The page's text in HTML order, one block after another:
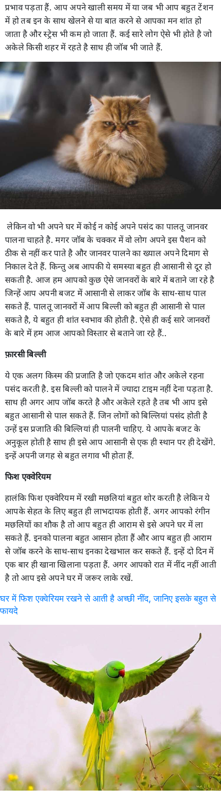
प्रभाव पड़ता हैं. आप अपने खाली समय में या जब भी आप बहुत टेंशन
में हो तब इन के साथ खेलने से या बात करने से आपका मन शांत हो
जाता है और स्ट्रेस भी कम हो जाता हैं. कई सारे लोग ऐसे भी होते है जो
अकेले किसी शहर में रहते है साथ ही जॉब भी जाते हैं.
लेकिन वो भी अपने घर में कोई न कोई अपने पसंद का पालतू जानवर
पालना चाहते है. मगर जॉब के चक्कर में वो लोग अपने इस पैशन को
ठीक से नहीं कर पाते है और जानवर पालने का ख्याल अपने दिमाग से
निकाल देते हैं. किन्तु अब आपकी ये समस्या बहुत ही आसानी से दूर हो
सकती है. आज हम आपको कुछ ऐसे जानवरों के बारे में बताने जा रहे है
जिन्हें आप अपनी बजट में आसानी से लाकर जॉब के साथ-साथ पाल
सकते हैं. पालतू जानवरों में आप बिल्ली को बहुत ही आसानी से पाल
सकते है, ये बहुत ही शांत स्वभाव की होती है. ऐसे ही कई सारे जानवरों
के बारे में हम आज आपको विस्तार से बताने जा रहे हैं..
फ़ारसी बिल्ली
ये एक अलग किस्म की प्रजाति है जो एकदम शांत और अकेले रहना
पसंद करती है. इस बिल्ली को पालने में ज्यादा टाइम नहीं देना पड़ता है.
साथ ही अगर आप जॉब करते है और अकेले रहते है तब भी आप इसे
बहुत आसानी से पाल सकते हैं. जिन लोगों को बिल्लियां पसंद होती है
उन्हें इस प्रजाति की बिल्लियां ही पालनी चाहिए. ये आपके बजट के
अनुकूल होती है साथ ही इसे आप आसानी से एक ही स्थान पर ही देखेंगे.
इन्हें अपनी जगह से बहुत लगाव भी होता हैं.
फिश एक्वेरियम
हालंकि फिश एक्वेरियम में रखी मछलियां बहुत शोर करती है लेकिन ये
आपके सेहत के लिए बहुत ही लाभदायक होती हैं. अगर आपको रंगीन
मछलियों का शौक है तो आप बहुत ही आराम से इसे अपने घर में ला
सकते हैं. इनको पालना बहुत आसान होता हैं और आप बहुत ही आराम
से जॉब करने के साथ-साथ इनका देखभाल कर सकते हैं. इन्हें दो दिन में
एक बार ही खाना खिलाना पड़ता हैं. अगर आपको रात में नींद नहीं आती
है तो आप इसे अपने घर में जरूर लाके रखें.
घर में फिश एक्वेरियम रखने से आती है अच्छी नींद, जानिए इसके बहुत से
फायदे